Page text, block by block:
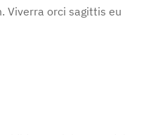
Viverra orci sagittis eu